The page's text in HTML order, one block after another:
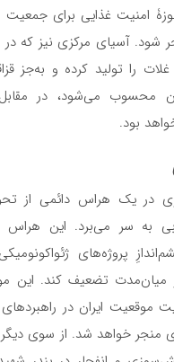
امنیت غذایی برای جمعیت
شود. آسیای مرکزی نیز که
را تولید کرده و به‌جز
آن محسوب می‌شود، در
بود.
در یک هراس دائمی از
به سر می‌برد. این هراس
پروژه‌های
میان‌مدت تضعیف کند. این
موقعیت ایران در راهبردهای
منجر خواهد شد. از سوی دیگر